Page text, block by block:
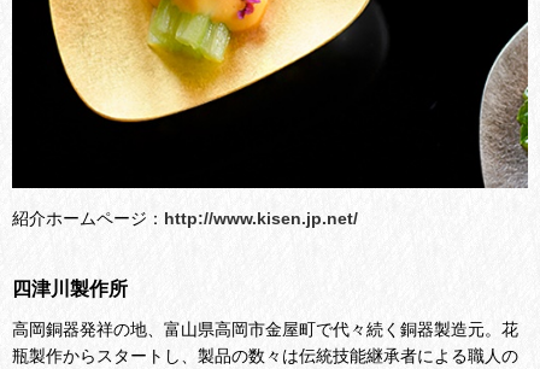
紹介ホームページ： http://www.kisen.jp.net/
四津川製作所
高岡銅器発祥の地、富山県高岡市金屋町で代々続く銅器製造元。 花
瓶製作からスタートし、 製品の数々は伝統技能継承者による職人の